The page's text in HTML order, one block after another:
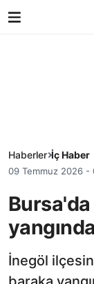
Haberler İç Haber
09 Temmuz 2026 -
İnegöl